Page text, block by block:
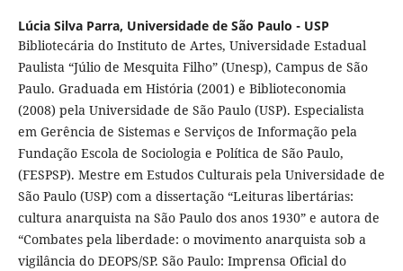
Lúcia Silva Parra, Universidade de São Paulo - USP
Bibliotecária do Instituto de Artes, Universidade Estadual
Paulista “Júlio de Mesquita Filho” (Unesp), Campus de São
Paulo. Graduada em História (2001) e Biblioteconomia
(2008) pela Universidade de São Paulo (USP). Especialista
em Gerência de Sistemas e Serviços de Informação pela
Fundação Escola de Sociologia e Política de São Paulo,
(FESPSP). Mestre em Estudos Culturais pela Universidade de
São Paulo (USP) com a dissertação “Leituras libertárias:
cultura anarquista na São Paulo dos anos 1930” e autora de
“Combates pela liberdade: o movimento anarquista sob a
vigilância do DEOPS/SP. São Paulo: Imprensa Oficial do